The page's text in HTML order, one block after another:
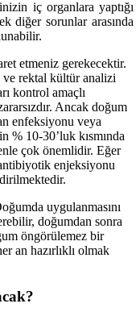
iç organlara yaptığı
diğer sorunlar arasında
etmeniz gerekecektir.
ve rektal kültür analizi
kontrol amaçlı
Ancak doğum
enfeksiyonu veya
% 10-30’luk kısmında
çok önemlidir. Eğer
enjeksiyonu
uygulanmasını
doğumdan sonra
öngörülemez bir
an hazırlıklı olmak